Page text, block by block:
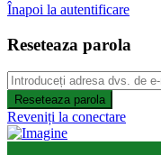
Înapoi la autentificare
Reseteaza parola
Reseteaza parola
Reveniți la conectare